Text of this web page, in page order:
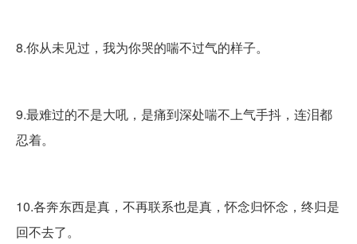
8.你从未见过，我为你哭的喘不过气的样子。
9.最难过的不是大吼，是痛到深处喘不上气手抖，连泪都
忍着。
10.各奔东西是真，不再联系也是真，怀念归怀念，终归是
回不去了。